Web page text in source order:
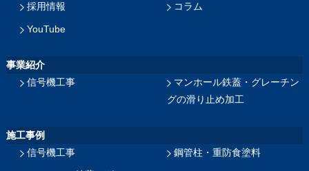
採用情報 コラム
YouTube
事業紹介
信号機工事
マンホール鉄蓋・グレーチン
グの滑り止め加工
施工事例
信号機工事
鋼管柱・重防食塗料